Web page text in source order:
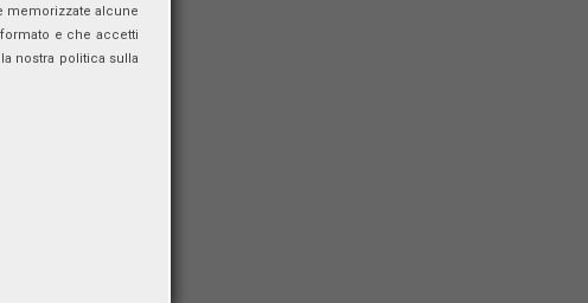
memorizzate alcune
e che accetti
nostra politica sulla